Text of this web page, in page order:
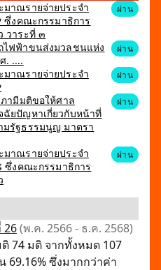
าณรายจ่ายประจำ
งคณะกรรมาธิการ
วาระที่ ๓
ผ่าน
ฟฟ้าขนส่งมวลชนแห่ง
. ....
ผ่าน
าณรายจ่ายประจำ
ผ่าน
ามีมติขอให้ศาล
ยปัญหาเกี่ยวกับหน้าที่
มรัฐธรรมนูญ มาตรา
ผ่าน
าณรายจ่ายประจำ
งคณะกรรมาธิการ
ผ่าน
26(พ.ค. 2566 - ธ.ค. 2568)
74 มติ จากทั้งหมด 107
69.16% ซึ่งมากกว่าค่า